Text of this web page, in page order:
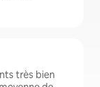
très bien